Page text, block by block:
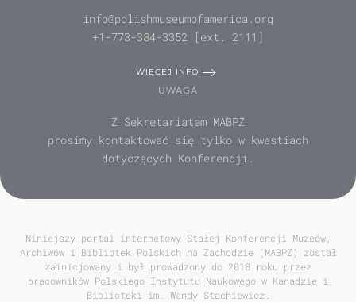
info@polishmuseumofamerica.org
+1-773-384-3352 [ext. 2111]
WIĘCEJ INFO
UWAGA
Z Sekretariatem MABPZ
prosimy kontaktować się tylko w kwestiach
dotyczących Konferencji.
Niniejszy portal internetowy Stałej Konferencji Muzeów,
Archiwów i Bibliotek Polskich na Zachodzie (MABPZ) został
zainicjowany i był prowadzony do 2018 roku przez
pracowników Polskiego Instytutu Naukowego w Kanadzie i
Biblioteki im. Wandy Stachiewicz.